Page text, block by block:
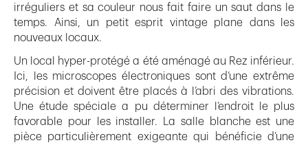
irréguliers et sa couleur nous fait faire un saut dans le
temps. Ainsi, un petit esprit vintage plane dans les
nouveaux locaux.
Un local hyper-protégé a été aménagé au Rez inférieur.
Ici, les microscopes électroniques sont d’une extrême
précision et doivent être placés à l’abri des vibrations.
Une étude spéciale a pu déterminer l’endroit le plus
favorable pour les installer. La salle blanche est une
pièce particulièrement exigeante qui bénéficie d’une